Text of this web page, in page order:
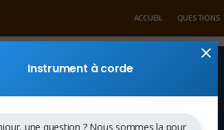
ACCUEIL QUESTIONS
Instrument à corde
une question ? Nous sommes la pour